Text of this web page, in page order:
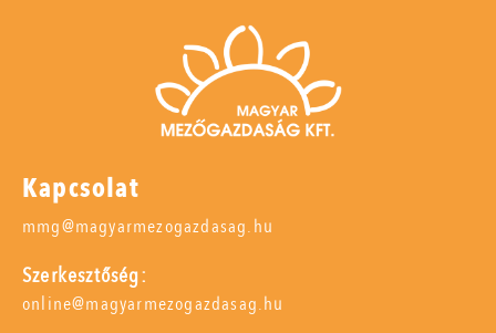
Kapcsolat
mmg@magyarmezogazdasag.hu
Szerkesztőség:
online@magyarmezogazdasag.hu